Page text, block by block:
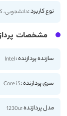
نوع کاربرد :دانشجویی،
مشخصات
سازنده پردازنده :Intel
سری پردازنده :Core i5
مدل پردازنده :1230u